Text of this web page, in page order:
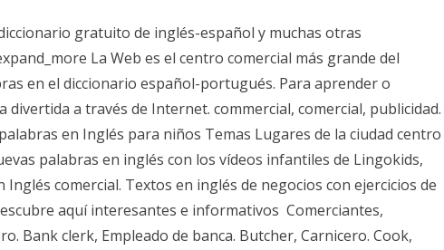
gratuito de inglés-español y muchas otras
La Web es el centro comercial más grande del
en el diccionario español-portugués. Para aprender o
a través de Internet. commercial, comercial, publicidad.
en Inglés para niños Temas Lugares de la ciudad centro
palabras en inglés con los vídeos infantiles de Lingokids,
Inglés comercial. Textos en inglés de negocios con ejercicios de
aquí interesantes e informativos Comerciantes,
Bank clerk, Empleado de banca. Butcher, Carnicero. Cook,